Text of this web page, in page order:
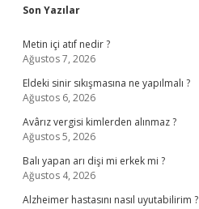
Sidebar
Son Yazılar
Metin içi atıf nedir ?
Ağustos 7, 2026
Eldeki sinir sıkışmasına ne yapılmalı ?
Ağustos 6, 2026
Avârız vergisi kimlerden alınmaz ?
Ağustos 5, 2026
Balı yapan arı dişi mi erkek mi ?
Ağustos 4, 2026
Alzheimer hastasını nasıl uyutabilirim ?